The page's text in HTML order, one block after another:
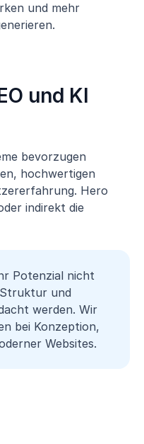
und mehr
und KI
bevorzugen
hochwertigen
Hero
indirekt die
Potenzial nicht
und
werden. Wir
bei Konzeption,
Websites.